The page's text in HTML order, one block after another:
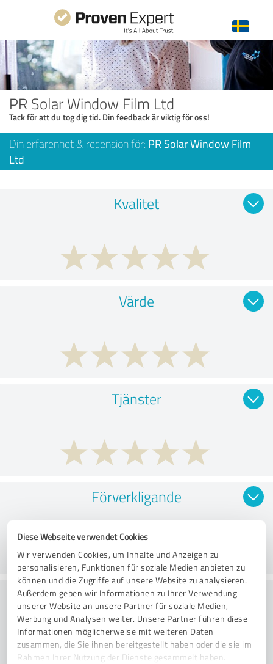
Diese Webseite verwendet Cookies
Wir verwenden Cookies, um Inhalte und Anzeigen zu
personalisieren, Funktionen für soziale Medien anbieten zu
können und die Zugriffe auf unsere Website zu analysieren.
Außerdem geben wir Informationen zu Ihrer Verwendung
unserer Website an unsere Partner für soziale Medien,
Werbung und Analysen weiter. Unsere Partner führen diese
Informationen möglicherweise mit weiteren Daten
zusammen, die Sie ihnen bereitgestellt haben oder die sie im
Rahmen Ihrer Nutzung der Dienste gesammelt haben.
PR Solar Window Film Ltd
Tack för att du tog dig tid. Din feedback är viktig för oss!
Din erfarenhet & recension för: PR Solar Window Film
Ltd
Kvalitet
Värde
Tjänster
Förverkligande
Rådgivning